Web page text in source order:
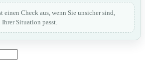
einen Check aus, wenn Sie unsicher sind,
Ihrer Situation passt.